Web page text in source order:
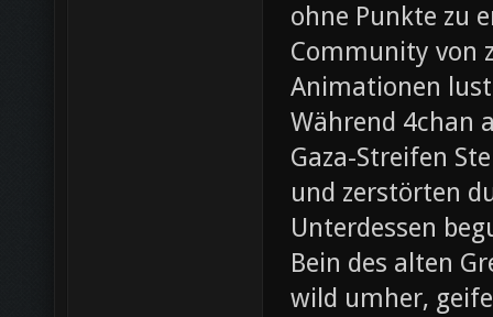
ohne Punkte zu
Community von
Animationen
Während 4chan
Gaza-Streifen
und zerstörten
Unterdessen
Bein des alten
wild umher,